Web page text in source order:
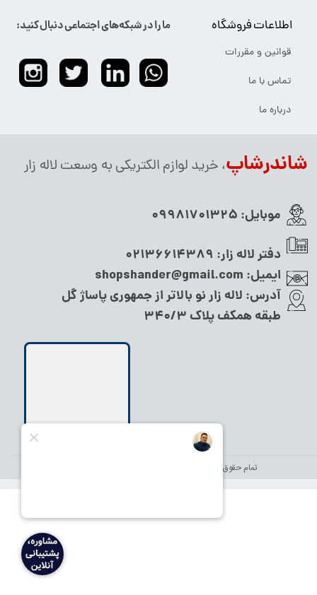
شاندرشاپ، خرید لوازم الکتریکی به وسعت لاله زار
تمام حقوق این سایت متعلق به
موبایل: 09981701325
دفتر لاله زار: 02136614389
ایمیل: shopshander@gmail.com
آدرس: لاله زار نو بالاتر از جمهوری پاساژ گل
طبقه همکف پلاک ۳۴۰/۳
ما را در شبکه‌های اجتماعی دنبال کنید: اطلاعات فروشگاه
قوانین و مقررات
تماس با ما
درباره ما